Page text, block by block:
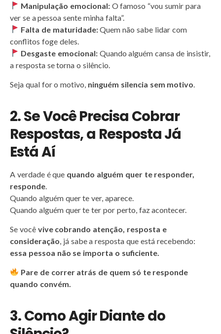
Manipulação emocional:O famoso “vou sumir para
ver se a pessoa sente minha falta”.
Falta de maturidade:Quem não sabe lidar com
conflitos foge deles.
Desgaste emocional:Quando alguém cansa de insistir,
a resposta se torna o silêncio.
Seja qual for o motivo, ninguém silencia sem motivo.
2. Se Você Precisa Cobrar
Respostas, a Resposta Já
Está Aí
A verdade é que quando alguém quer te responder,
responde.
Quando alguém quer te ver, aparece.
Quando alguém quer te ter por perto, faz acontecer.
Se você vive cobrando atenção, resposta e
consideração, já sabe a resposta que está recebendo:
essa pessoa não se importa o suficiente.
Pare de correr atrás de quem só te responde
quando convém.
3. Como Agir Diante do